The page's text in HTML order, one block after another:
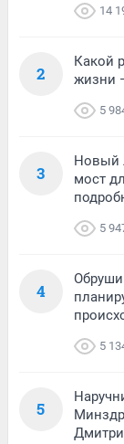
14
2
Какой
жизни
5
3
Новый
мост
5
4
5
5